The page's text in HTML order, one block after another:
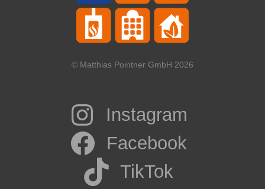
© Matthias Pointner GmbH 2026
Instagram
Facebook
TikTok